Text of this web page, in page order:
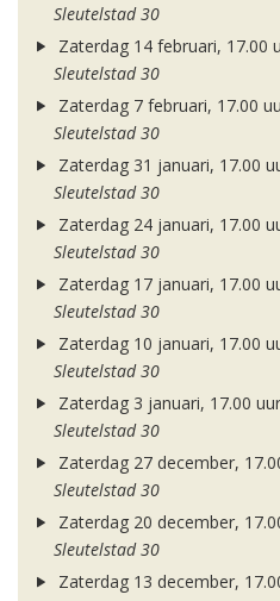
Sleutelstad 30
Zaterdag 14 februari, 17.00
Sleutelstad 30
Zaterdag 7 februari, 17.00
Sleutelstad 30
Zaterdag 31 januari, 17.00
Sleutelstad 30
Zaterdag 24 januari, 17.00
Sleutelstad 30
Zaterdag 17 januari, 17.00
Sleutelstad 30
Zaterdag 10 januari, 17.00
Sleutelstad 30
Zaterdag 3 januari, 17.00 uur
Sleutelstad 30
Zaterdag 27 december,
Sleutelstad 30
Zaterdag 20 december,
Sleutelstad 30
Zaterdag 13 december,